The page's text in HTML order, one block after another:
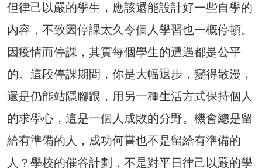
但律己以嚴的學生，應該還能設計好一些自學的
內容，不致因停課太久令個人學習也一概停頓。
因疫情而停課，其實每個學生的遭遇都是公平
的。這段停課期間，你是大幅退步，變得散漫，
還是仍能站隱腳跟，用另一種生活方式保持個人
的求學心，這是一個人成敗的分野。機會總是留
給有準備的人，成功何嘗也不是留給有準備的
人？學校的催谷計劃，不是對平日律己以嚴的學